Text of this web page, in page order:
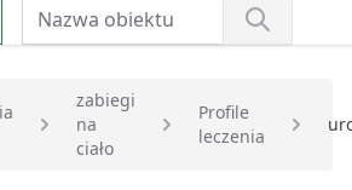
zabiegi
na
ciało
Profile
leczenia